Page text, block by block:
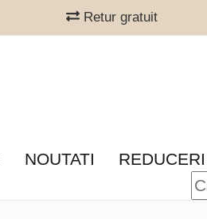
Retur gratuit
NOUTATI REDUCERI